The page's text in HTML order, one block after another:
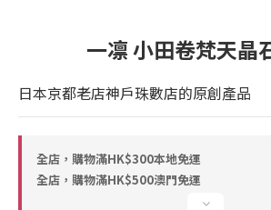
一凛 小田卷梵天晶
日本京都老店神戶珠數店的原創產品
全店，購物滿HK$300本地免運
全店，購物滿HK$500澳門免運